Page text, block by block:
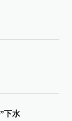
下水